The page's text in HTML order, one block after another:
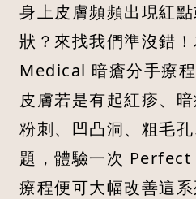
身上皮膚頻頻出現紅
狀？來找我們準沒錯
Medical 暗瘡分手療
皮膚若是有起紅疹、暗
粉刺、凹凸洞、粗毛
題，體驗一次
療程便可大幅改善這